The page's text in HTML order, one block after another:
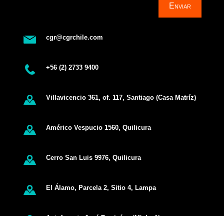
Enviar
cgr@cgrchile.com
+56 (2) 2733 9400
Villavicencio 361, of. 117, Santiago (Casa Matríz)
Américo Vespucio 1560, Quilicura
Cerro San Luis 9976, Quilicura
El Álamo, Parcela 2, Sitio 4, Lampa